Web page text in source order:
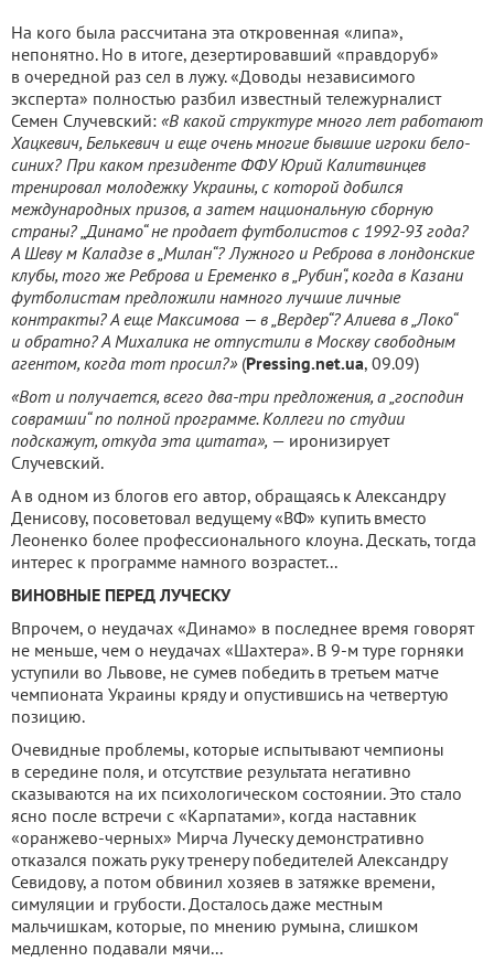
На кого была рассчитана эта откровенная «липа»,
непонятно. Но в итоге, дезертировавший «правдоруб»
в очередной раз сел в лужу. «Доводы независимого
эксперта» полностью разбил известный тележурналист
Семен Случевский: «В какой структуре много лет работают
Хацкевич, Белькевич и еще очень многие бывшие игроки бело-
синих? При каком президенте ФФУ Юрий Калитвинцев
тренировал молодежку Украины, с которой добился
международных призов, а затем национальную сборную
страны? „Динамо“ не продает футболистов с 1992-93 года?
А Шеву м Каладзе в „Милан“? Лужного и Реброва в лондонские
клубы, того же Реброва и Еременко в „Рубин“, когда в Казани
футболистам предложили намного лучшие личные
контракты? А еще Максимова — в „Вердер“? Алиева в „Локо“
и обратно? А Михалика не отпустили в Москву свободным
агентом, когда тот просил?» (Pressing.net.ua, 09.09)
«Вот и получается, всего два-три предложения, а „господин
соврамши“ по полной программе. Коллеги по студии
подскажут, откуда эта цитата», — иронизирует
Случевский.
А в одном из блогов его автор, обращаясь к Александру
Денисову, посоветовал ведущему «ВФ» купить вместо
Леоненко более профессионального клоуна. Дескать, тогда
интерес к программе намного возрастет...
ВИНОВНЫЕ ПЕРЕД ЛУЧЕСКУ
Впрочем, о неудачах «Динамо» в последнее время говорят
не меньше, чем о неудачах «Шахтера». В 9-м туре горняки
уступили во Львове, не сумев победить в третьем матче
чемпионата Украины кряду и опустившись на четвертую
позицию.
Очевидные проблемы, которые испытывают чемпионы
в середине поля, и отсутствие результата негативно
сказываются на их психологическом состоянии. Это стало
ясно после встречи с «Карпатами», когда наставник
«оранжево-черных» Мирча Луческу демонстративно
отказался пожать руку тренеру победителей Александру
Севидову, а потом обвинил хозяев в затяжке времени,
симуляции и грубости. Досталось даже местным
мальчишкам, которые, по мнению румына, слишком
медленно подавали мячи...